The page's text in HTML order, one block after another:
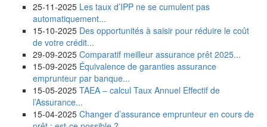
25-11-2025 Les taux d’IPP ne se cumulent pas
automatiquement...
15-10-2025 Des opportunités à saisir pour réduire le coût
de votre crédit...
29-09-2025 Comparatif meilleur assurance prêt 2025...
15-09-2025 Équivalence de garanties assurance
emprunteur par banque...
15-05-2025 TAEA – calcul Taux Annuel Effectif de
l’Assurance...
15-04-2025 Changer d’assurance emprunteur en cours de